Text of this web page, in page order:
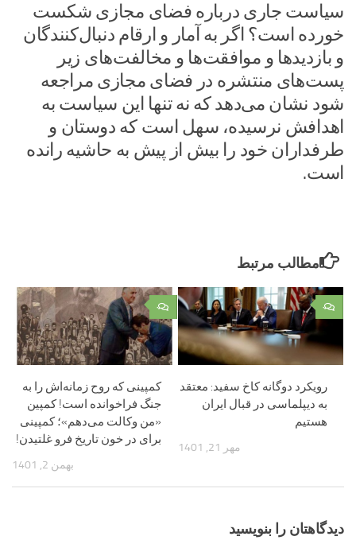
سیاست جاری درباره فضای مجازی شکست
خورده است؟ اگر به آمار و ارقام دنبال‌کنندگان
و بازدید‌ها و موافقت‌ها و مخالفت‌های زیر
پست‌های منتشره در فضای مجازی مراجعه
شود نشان می‌دهد که نه تنها این سیاست به
اهدافش نرسیده، سهل است که دوستان و
طرفداران خود را بیش از پیش به حاشیه رانده
است.
مطالب مرتبط
۰
کمپینی که روح زمانه‌اش را به
جنگ فراخوانده است! کمپین
«من وکالت می‌دهم»؛ کمپینی
برای در خون تاریخ فرو غلتیدن!
بهمن 2, 1401
۰
رویکرد دوگانه کاخ سفید: معتقد
به دیپلماسی در قبال ایران
هستیم
مهر 21, 1401
دیدگاهتان را بنویسید